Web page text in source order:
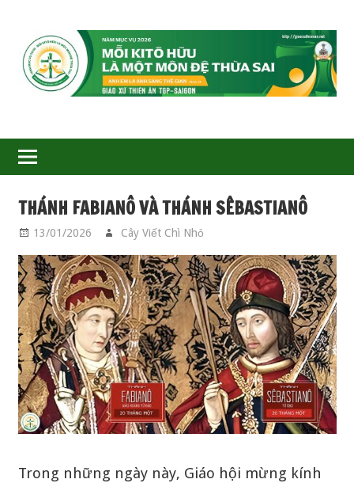
GIÁO
XỨ
THIÊN
ÂN-
TGP
SAIGON
THÁNH FABIANÔ VÀ THÁNH SÊBASTIANÔ
13/01/2026 Cây Viết Chì Nhỏ
Trong những ngày này, Giáo hội mừng kính